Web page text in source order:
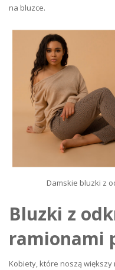
na bluzce.
Damskie bluzki z
Bluzki z
ramionami
Kobiety, które noszą